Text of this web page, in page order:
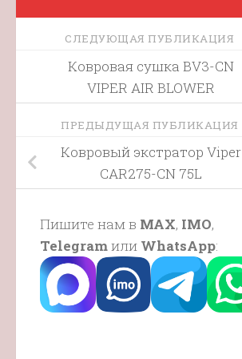
СЛЕДУЮЩАЯ ПУБЛИКАЦИЯ
Ковровая сушка BV3-CN
VIPER AIR BLOWER
ПРЕДЫДУЩАЯ ПУБЛИКАЦИЯ
Ковровый экстратор Viper
CAR275-CN 75L
Пишите нам в MAX, IMO,
Telegramили WhatsApp: